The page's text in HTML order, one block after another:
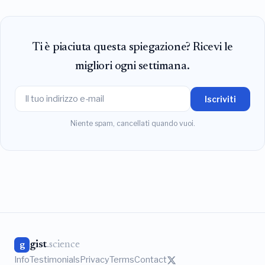
Ti è piaciuta questa spiegazione? Ricevi le
migliori ogni settimana.
Iscriviti
Niente spam, cancellati quando vuoi.
g gist.science
InfoTestimonialsPrivacyTermsContact